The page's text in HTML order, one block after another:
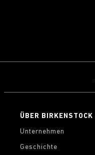
ÜBER BIRKENSTOCK
Unternehmen
Geschichte